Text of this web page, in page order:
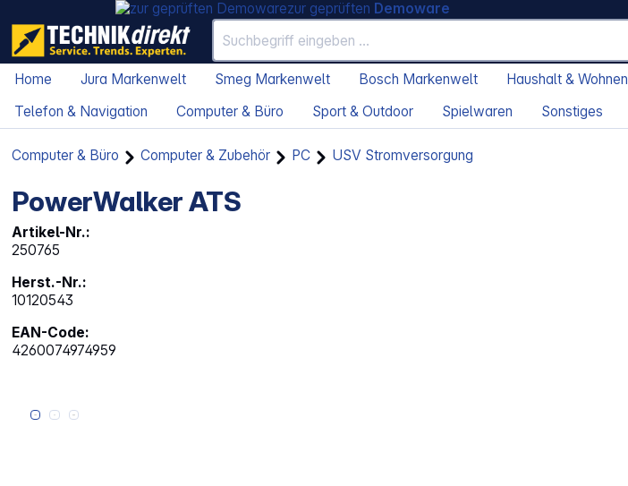
zur geprüften Demoware
Home Jura Markenwelt Smeg Markenwelt Bosch Markenwelt Haushalt & Wohnen
Telefon & Navigation
Computer & Büro Sport & Outdoor Spielwaren Sonstiges
Computer & Büro Computer & Zubehör PC USV Stromversorgung
PowerWalker ATS
Artikel-Nr.:
250765
Herst.-Nr.:
10120543
EAN-Code:
4260074974959
Bildergalerie überspringen